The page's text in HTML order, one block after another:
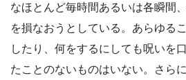
なほとんど毎時間あるいは各瞬間
を損なおうとしている。あらゆる
したり、何をするにしても呪いを
たことのないものはいない。さら